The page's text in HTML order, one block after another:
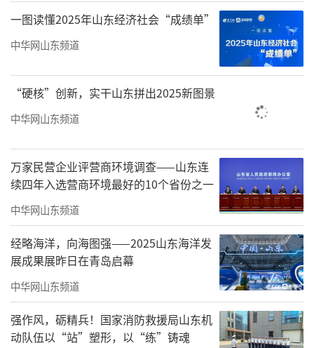
队伍坚持从一点一滴抓起、从一举一动严
按照队列训练的标准和要求，采取逐内容练、
逐环节过的方法，对单个人员队列动作进行了
重点训练，及时发现并纠正指战员在队列训练
中存在的不足。全体指战员精神饱满、态度端
正、队容严整，充分展现出良好的精神风貌和
优良作风。训练结束后，值班员及时对本次训
练情况进行总结讲评，并要求全体指战员坚
持“学以致用、学用结合”，将队列动作运用
一图读懂2025年山东经济社会“成绩单”
中华网山东频道
“硬核”创新，实干山东拼出2025新图景
中华网山东频道
万家民营企业评营商环境调查——山东连
续四年入选营商环境最好的10个省份之一
中华网山东频道
经略海洋，向海图强——2025山东海洋发
展成果展昨日在青岛启幕
中华网山东频道
强作风，砺精兵！国家消防救援局山东机
动队伍以“站”塑形，以“练”铸魂